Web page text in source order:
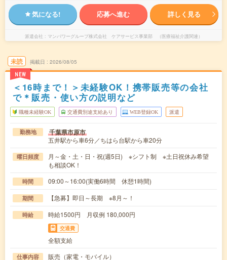
気になる! 応募へ進む 詳しく見る
派遣会社 マンパワーグループ株式会社 ケアサービス事業部 （医療福祉介護関連）
未読
NEW
掲載日 2026/08/05
＜16時まで！＞未経験OK！携帯販売等の会社
で＊販売・使い方の説明など
職種未経験OK 交通費別途支給あり WEB登録OK 派遣
勤務地 千葉県市原市
五井駅から車6分／ちはら台駅から車20分
曜日頻度
月～金・土・日・祝(週5日) ※シフト制 ※土日祝休み希望
も相談OK！
時間 09:00～16:00(実働6時間 休憩1時間)
期間 【急募】即日～長期 ※8月～！
時給 時給1500円 月収例 180,000円
交通費
全額支給
仕事内容 販売（家電・モバイル）